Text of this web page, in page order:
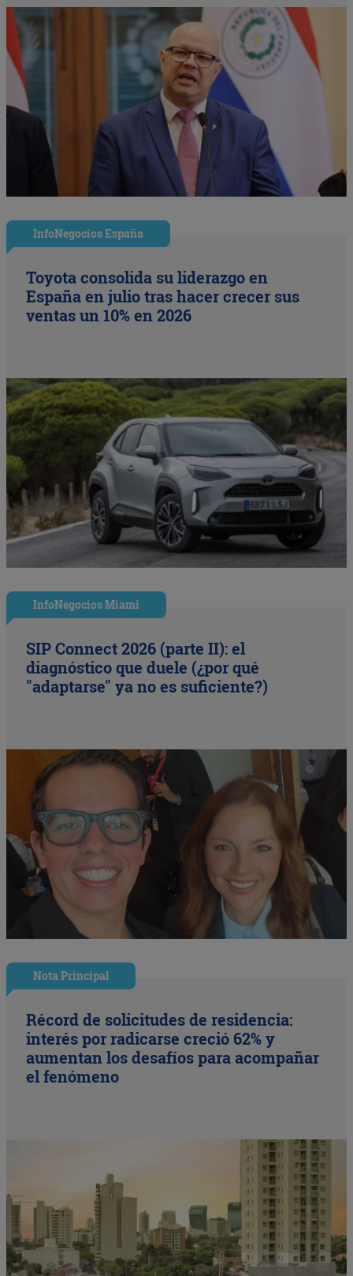
InfoNegocios España
Toyota consolida su liderazgo en
España en julio tras hacer crecer sus
ventas un 10% en 2026
InfoNegocios Miami
SIP Connect 2026 (parte II): el
diagnóstico que duele (¿por qué
"adaptarse" ya no es suficiente?)
Nota Principal
Récord de solicitudes de residencia:
interés por radicarse creció 62% y
aumentan los desafíos para acompañar
el fenómeno